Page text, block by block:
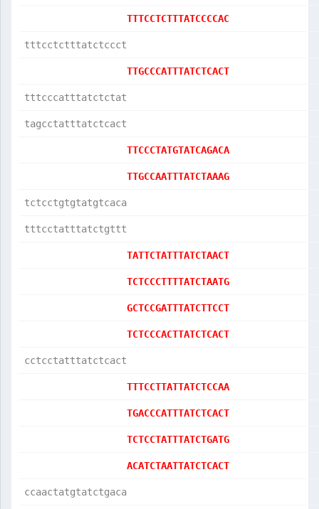
TTTCCTCTTTATCCCCAC
tttcctctttatctccct
TTGCCCATTTATCTCACT
tttcccatttatctctat
tagcctatttatctcact
TTCCCTATGTATCAGACA
TTGCCAATTTATCTAAAG
tctcctgtgtatgtcaca
tttcctatttatctgttt
TATTCTATTTATCTAACT
TCTCCCTTTTATCTAATG
GCTCCGATTTATCTTCCT
TCTCCCACTTATCTCACT
cctcctatttatctcact
TTTCCTTATTATCTCCAA
TGACCCATTTATCTCACT
TCTCCTATTTATCTGATG
ACATCTAATTATCTCACT
ccaactatgtatctgaca